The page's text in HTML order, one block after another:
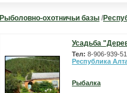
Рыболовно-охотничьи базы /
Усадьба
Тел: 8-906-939-
Республика
Рыбалка